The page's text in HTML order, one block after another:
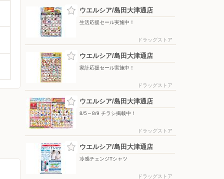
ウエルシア/島田大津通店
生活応援セール実施中！
ドラッグストア
ウエルシア/島田大津通店
家計応援セール実施中！
ドラッグストア
ウエルシア/島田大津通店
8/5～8/9 チラシ掲載中！
ドラッグストア
ウエルシア/島田大津通店
冷感チェンジTシャツ
ドラッグストア